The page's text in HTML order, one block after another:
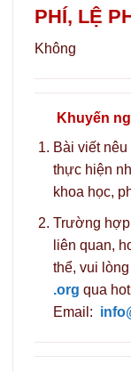
PHÍ, LỆ
Không
Khuyến
Bài viết
thực hiện
khoa học,
Trường hợp
liên quan,
thể, vui
.org qua
Email: